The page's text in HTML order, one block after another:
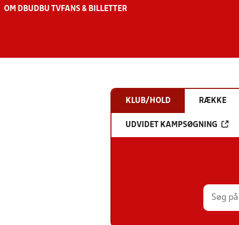
OM DBU DBU TV FANS & BILLETTER
KLUB/HOLD RÆKKE
UDVIDET KAMPSØGNING